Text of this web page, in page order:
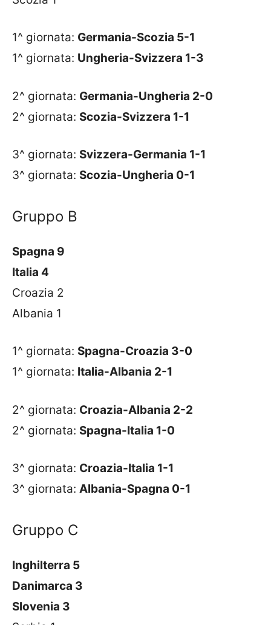
1^ giornata: Germania-Scozia 5-1
1^ giornata: Ungheria-Svizzera 1-3
2^ giornata: Germania-Ungheria 2-0
2^ giornata: Scozia-Svizzera 1-1
3^ giornata: Svizzera-Germania 1-1
3^ giornata: Scozia-Ungheria 0-1
Gruppo B
Spagna 9
Italia 4
Croazia 2
Albania 1
1^ giornata: Spagna-Croazia 3-0
1^ giornata: Italia-Albania 2-1
2^ giornata: Croazia-Albania 2-2
2^ giornata: Spagna-Italia 1-0
3^ giornata: Croazia-Italia 1-1
3^ giornata: Albania-Spagna 0-1
Gruppo C
Inghilterra 5
Danimarca 3
Slovenia 3